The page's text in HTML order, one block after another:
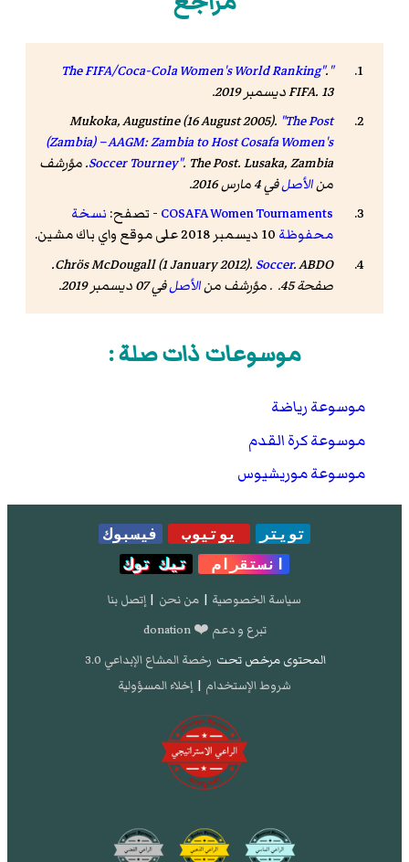
"The FIFA/Coca-Cola Women's World Ranking"
.
FIFA. 13 ديسمبر 2019
.
Mukoka, Augustine (16 August 2005). "The Post
(Zambia) – AAGM: Zambia to Host Cosafa Women's
Soccer Tourney". The Post
. Lusaka, Zambia. مؤرشف
منالأصلفي 4 مارس 2016
.
COSAFA Women Tournaments - تصفح: نسخة
محفوظة
Chrös McDougall (1 January 2012). Soccer
. ABDO.
صفحة 45. . مؤرشف من
الأصلفي 07 ديسمبر 2019 .
موسوعات ذات صلة :
موسوعة رياضة
موسوعة كرة القدم
موسوعة موريشيوس
تويتر يوتيوب
فيسبوك
انستقرام
تيك توك
سياسة الخصوصية | من نحن | إتصل بنا
تبرع و دعم ❤️ donation
المحتوى مرخص تحت رخصة المشاع الإبداعي 3.0
شروط الإستخدام | إخلاء المسؤولية